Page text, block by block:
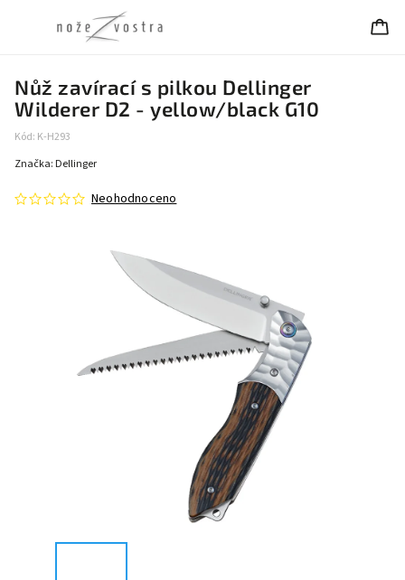
Nůž zavírací s pilkou Dellinger
Wilderer D2 - yellow/black G10
Kód: K-H293
Neohodnoceno
Značka: Dellinger